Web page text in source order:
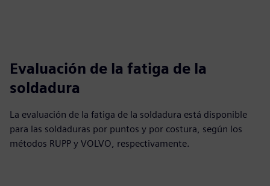
Evaluación de la fatiga de la
soldadura
La evaluación de la fatiga de la soldadura está disponible
para las soldaduras por puntos y por costura, según los
métodos RUPP y VOLVO, respectivamente.